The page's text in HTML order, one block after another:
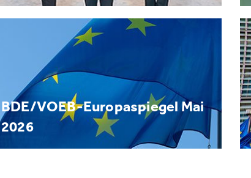
BDE/VOEB-Europaspiegel Mai
2026